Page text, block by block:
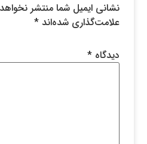
نشانی ایمیل شما منتشر نخواهد شد.
علامت‌گذاری شده‌اند*
دیدگاه*